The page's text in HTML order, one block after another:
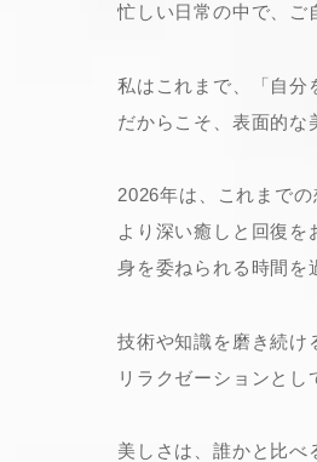
忙しい日常の中で、ご
私はこれまで、「自分
だからこそ、表面的な
2026年は、これまで
より深い癒しと回復
身を委ねられる時間を
技術や知識を磨き続け
リラクゼーションとし
美しさは、誰かと比べ